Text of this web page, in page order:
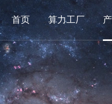
首页 算力工厂